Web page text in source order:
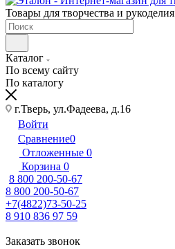
Товары для творчества и рукоделия
Каталог
По всему сайту
По каталогу
г.Тверь, ул.Фадеева, д.16
Войти
Сравнение0
Отложенные 0
Корзина 0
8 800 200-50-67
8 800 200-50-67
+7(4822)73-50-25
8 910 836 97 59
Заказать звонок